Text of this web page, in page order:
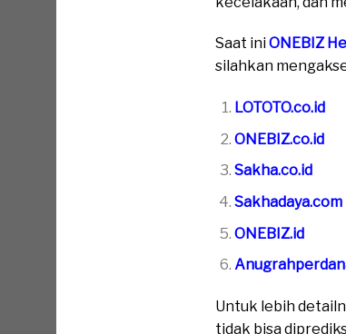
Saat iniONEBIZ
silahkan
LOTOTO.co.id
ONEBIZ.co.id
Sakha.co.id
Sakhadaya.com
ONEBIZ.id
Untuk lebih
tidak bisa